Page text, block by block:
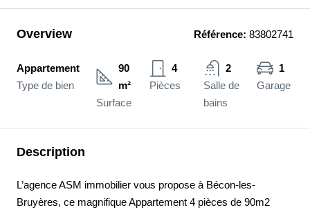
Overview Référence: 83802741
Appartement
Type de bien
90
m²
Surface
4
Pièces
2
Salle de
bains
1
Garage
Description
L’agence ASM immobilier vous propose à Bécon-les-
Bruyères, ce magnifique Appartement 4 pièces de 90m2